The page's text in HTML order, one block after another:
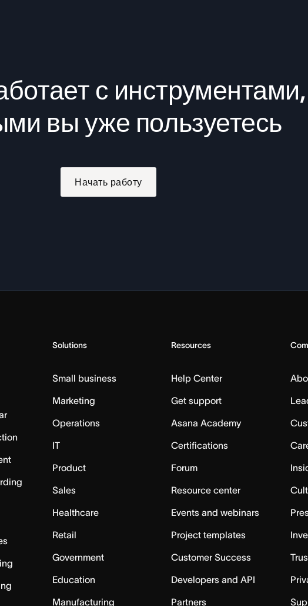
с инструментами,
вы уже пользуетесь
Начать работу
Solutions
Small business
Marketing
Operations
IT
Product
Sales
Healthcare
Retail
Government
Education
Manufacturing
Resources
Help Center
Get support
Asana Academy
Certifications
Forum
Resource center
Events and webinars
Project templates
Customer Success
Developers and API
Partners